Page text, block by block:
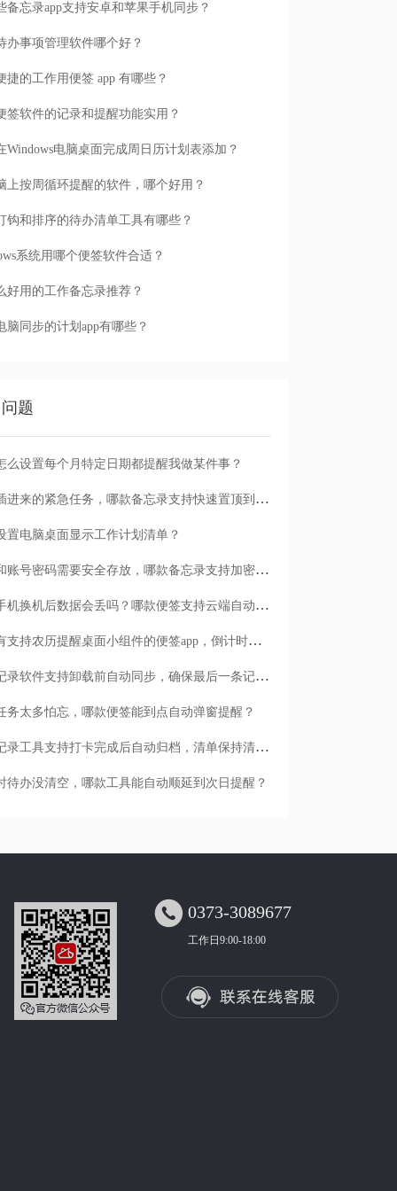
备忘录app支持安卓和苹果手机同步？
办事项管理软件哪个好？
捷的工作用便签 app 有哪些？
签软件的记录和提醒功能实用？
Windows电脑桌面完成周日历计划表添加？
上按周循环提醒的软件，哪个好用？
钩和排序的待办清单工具有哪些？
系统用哪个便签软件合适？
好用的工作备忘录推荐？
脑同步的计划app有哪些？
题
么设置每个月特定日期都提醒我做某件事？
临时插进来的紧急任务，哪款备忘录支持快速置顶到清单首位？
置电脑桌面显示工作计划清单？
日记和账号密码需要安全存放，哪款备忘录支持加密保护？
安卓手机换机后数据会丢吗？哪款便签支持云端自动备份？
有没有支持农历提醒桌面小组件的便签app，倒计时一目了然
哪款记录软件支持卸载前自动同步，确保最后一条记录不丢失？
务太多怕忘，哪款便签能到点自动弹窗提醒？
哪款记录工具支持打卡完成后自动归档，清单保持清爽？
待办没清空，哪款工具能自动顺延到次日提醒？
 0373-3089677
工作日9:00-18:00